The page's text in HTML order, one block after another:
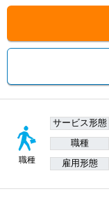
職種
サービス形態
職種
雇用形態